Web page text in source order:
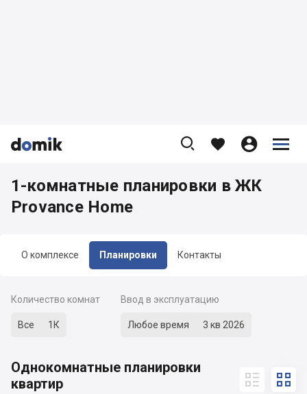


    


О комплексе Планировки Контакты
1-комнатные планировки в ЖК
Provance Home
Количество комнат
Все 1К
Ввод в эксплуатацию
Любое время 3 кв 2026
Однокомнатные планировки
квартир
 